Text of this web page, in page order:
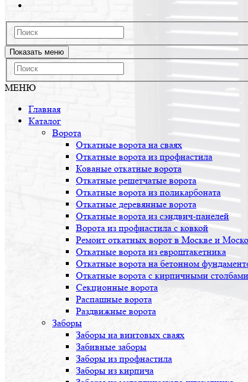
Показать меню
МЕНЮ
Главная
Каталог
Ворота
Откатные ворота на сваях
Откатные ворота из профнастила
Кованые откатные ворота
Откатные решетчатые ворота
Откатные ворота из поликарбоната
Откатные деревянные ворота
Откатные ворота из сэндвич-панелей
Ворота из профнастила с ковкой
Ремонт откатных ворот в Москве и
Откатные ворота из евроштакетника
Откатные ворота на бетонном
Откатные ворота с кирпичными столбами
Секционные ворота
Распашные ворота
Раздвижные ворота
Заборы
Заборы на винтовых сваях
Забивные заборы
Заборы из профнастила
Заборы из кирпича